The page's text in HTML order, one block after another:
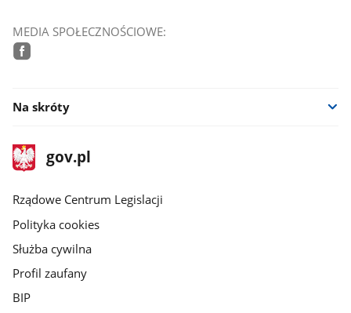
MEDIA SPOŁECZNOŚCIOWE:
Na skróty
stopka
gov.plStrona
gov.pl
Rządowe Centrum Legislacji
Polityka cookies
Służba cywilna
Profil zaufany
BIP